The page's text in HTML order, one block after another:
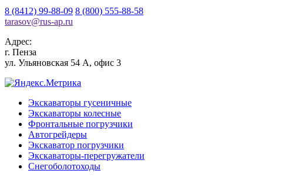
8 (8412) 99-88-09 8 (800) 555-88-58
tarasov@rus-ap.ru
Адрес:
г. Пенза
ул. Ульяновская 54 А, офис 3
Экскаваторы гусеничные
Экскаваторы колесные
Фронтальные погрузчики
Автогрейдеры
Экскаватор погрузчики
Экскаваторы-перегружатели
Снегоболотоходы